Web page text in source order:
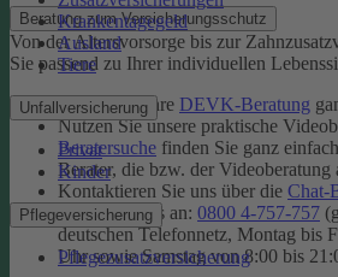
Krankentagegeld
Ausland
Tiere
Unfallversicherung
Privat
Kinder
Pflegeversicherung
Pflegezusatzversicherung
Beratung zum Versicherungsschutz
Von der Altersvorsorge bis zur
Sie passend zu Ihrer individuellen
Finden Sie Ihre DEVK-Beratung
Nutzen Sie unsere praktische
Beratersuche finden Sie ganz
Berater, die bzw. der Videoberatung
Kontaktieren Sie uns über die Chat-
Rufen Sie uns an: 0800 4-757-757
deutschen Telefonnetz, Montag bis
Uhr sowie Samstag von 8:00 bis